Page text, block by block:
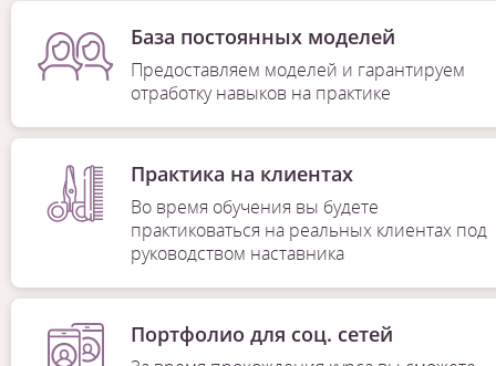
База постоянных моделей
Предоставляем моделей и гарантируем
отработку навыков на практике
Практика на клиентах
Во время обучения вы будете
практиковаться на реальных клиентах под
руководством наставника
Портфолио для соц. сетей